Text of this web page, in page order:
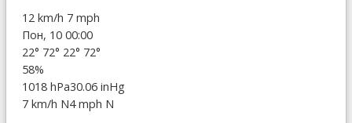
12 km/h 7 mph
Пон, 10 00:00
22° 72° 22° 72°
58%
1018 hPa30.06 inHg
7 km/h N4 mph N